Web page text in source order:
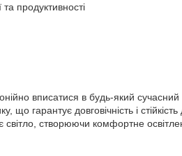
продуктивності
вписатися в будь-який сучасний
що гарантує довговічність і
створюючи комфортне